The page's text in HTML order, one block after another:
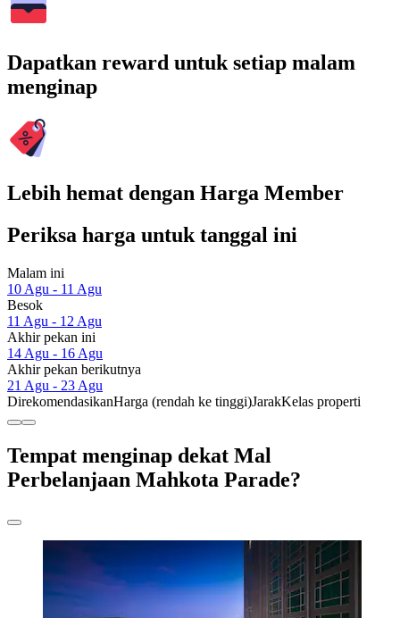
Dapatkan reward untuk setiap malam
menginap
Lebih hemat dengan Harga Member
Periksa harga untuk tanggal ini
Malam ini
10 Agu - 11 Agu
Besok
11 Agu - 12 Agu
Akhir pekan ini
14 Agu - 16 Agu
Akhir pekan berikutnya
21 Agu - 23 Agu
DirekomendasikanHarga (rendah ke tinggi)JarakKelas properti
Tempat menginap dekat Mal
Perbelanjaan Mahkota Parade?